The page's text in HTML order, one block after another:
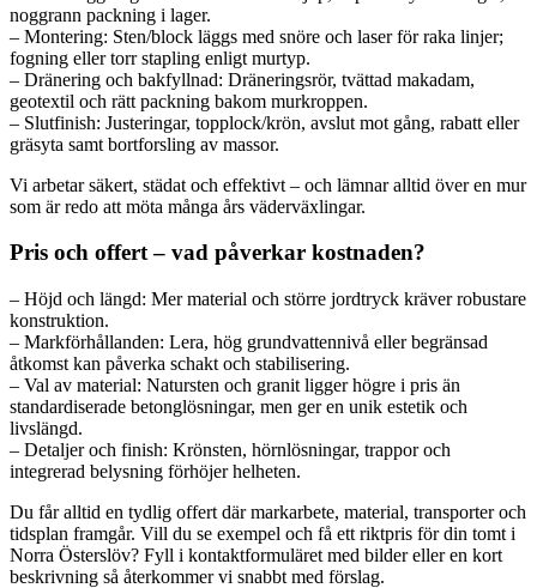
noggrann packning i lager.
– Montering: Sten/block läggs med snöre och laser för raka linjer;
fogning eller torr stapling enligt murtyp.
– Dränering och bakfyllnad: Dräneringsrör, tvättad makadam,
geotextil och rätt packning bakom murkroppen.
– Slutfinish: Justeringar, topplock/krön, avslut mot gång, rabatt eller
gräsyta samt bortforsling av massor.
Vi arbetar säkert, städat och effektivt – och lämnar alltid över en mur
som är redo att möta många års väderväxlingar.
Pris och offert – vad påverkar kostnaden?
– Höjd och längd: Mer material och större jordtryck kräver robustare
konstruktion.
– Markförhållanden: Lera, hög grundvattennivå eller begränsad
åtkomst kan påverka schakt och stabilisering.
– Val av material: Natursten och granit ligger högre i pris än
standardiserade betonglösningar, men ger en unik estetik och
livslängd.
– Detaljer och finish: Krönsten, hörnlösningar, trappor och
integrerad belysning förhöjer helheten.
Du får alltid en tydlig offert där markarbete, material, transporter och
tidsplan framgår. Vill du se exempel och få ett riktpris för din tomt i
Norra Österslöv? Fyll i kontaktformuläret med bilder eller en kort
beskrivning så återkommer vi snabbt med förslag.